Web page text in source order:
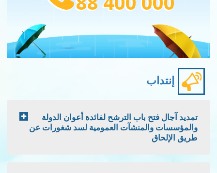
إنتداب
تمديد آجال فتح باب الترشح لفائدة أعوان الدولة
والمؤسسات والمنشآت العمومية لسد شغورات عن
طريق الإلحاق